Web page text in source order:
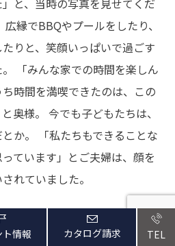
と、当時の写真を見せてくだ
広縁でBBQやプールをしたり、
りと、笑顔いっぱいで過ごす
「みんな家での時間を楽しん
時間を満喫できたのは、この
奥様。 今でも子どもたちは、
か。
「私たちもできることな
ています」とご夫婦は、顔を
れていました。
情報 カタログ請求 TEL